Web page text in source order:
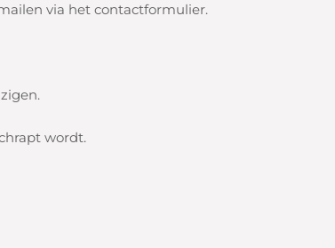
via het contactformulier.
wordt.